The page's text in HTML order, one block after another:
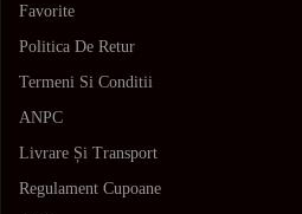
Favorite
Politica De Retur
Termeni Si Conditii
ANPC
Livrare Și Transport
Regulament Cupoane